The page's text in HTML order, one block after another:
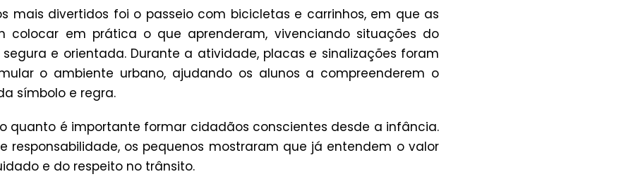
mais divertidos foi o passeio com bicicletas e carrinhos, em que as
colocar em prática o que aprenderam, vivenciando situações do
e orientada. Durante a atividade, placas e sinalizações foram
o ambiente urbano, ajudando os alunos a compreenderem o
símbolo e regra.
quanto é importante formar cidadãos conscientes desde a infância.
responsabilidade, os pequenos mostraram que já entendem o valor
e do respeito no trânsito.